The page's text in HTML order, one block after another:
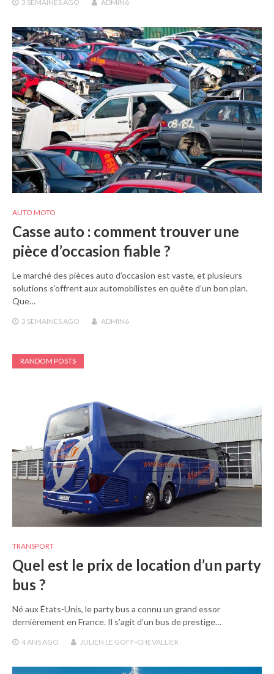
3 SEMAINES AGO ADMIN6
AUTO MOTO
Casse auto : comment trouver une
pièce d’occasion fiable ?
Le marché des pièces auto d’occasion est vaste, et plusieurs
solutions s’offrent aux automobilistes en quête d’un bon plan.
Que…
3 SEMAINES AGO ADMIN6
RANDOM POSTS
TRANSPORT
Quel est le prix de location d’un party
bus ?
Né aux États-Unis, le party bus a connu un grand essor
dernièrement en France. Il s’agit d’un bus de prestige…
4 ANSAGO JULIEN LE GOFF-CHEVALLIER